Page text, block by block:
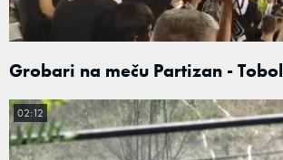
Grobari na meču Partizan - Tobol
02:12